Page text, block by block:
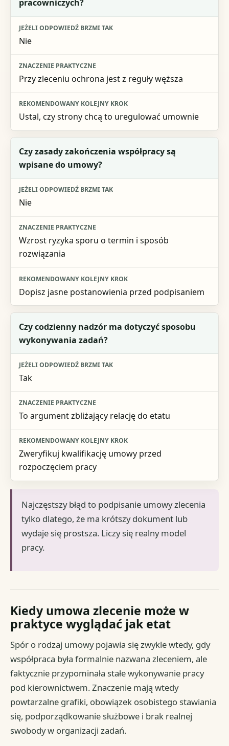
pracowniczych?
Nie
Przy zleceniu ochrona jest z reguły węższa
Ustal, czy strony chcą to uregulować umownie
Czy zasady zakończenia współpracy są
wpisane do umowy?
Nie
Wzrost ryzyka sporu o termin i sposób
rozwiązania
Dopisz jasne postanowienia przed podpisaniem
Czy codzienny nadzór ma dotyczyć sposobu
wykonywania zadań?
Tak
To argument zbliżający relację do etatu
Zweryfikuj kwalifikację umowy przed
rozpoczęciem pracy
Najczęstszy błąd to podpisanie umowy zlecenia
tylko dlatego, że ma krótszy dokument lub
wydaje się prostsza. Liczy się realny model
pracy.
Kiedy umowa zlecenie może w
praktyce wyglądać jak etat
Spór o rodzaj umowy pojawia się zwykle wtedy, gdy
współpraca była formalnie nazwana zleceniem, ale
faktycznie przypominała stałe wykonywanie pracy
pod kierownictwem. Znaczenie mają wtedy
powtarzalne grafiki, obowiązek osobistego stawiania
się, podporządkowanie służbowe i brak realnej
swobody w organizacji zadań.